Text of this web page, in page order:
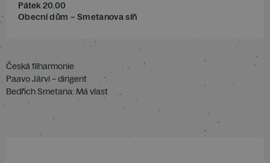
Pátek 20.00
Obecní dům – Smetanova síň
Česká filharmonie
Paavo Järvi – dirigent
Bedřich Smetana: Má vlast